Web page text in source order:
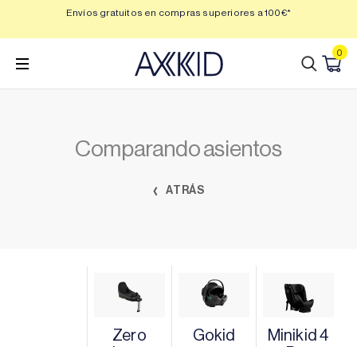
contenido
Envíos gratuitos en compras superiores a 100€*
0
Comparando asientos
ATRÁS
Zero
Gokid
Minikid 4